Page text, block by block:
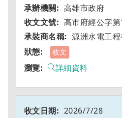
高雄市政府
高市府經公字
源洲水電工
收文
詳細資料
2026/7/28